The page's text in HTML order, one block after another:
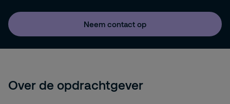
Neem contact op
Over de opdrachtgever